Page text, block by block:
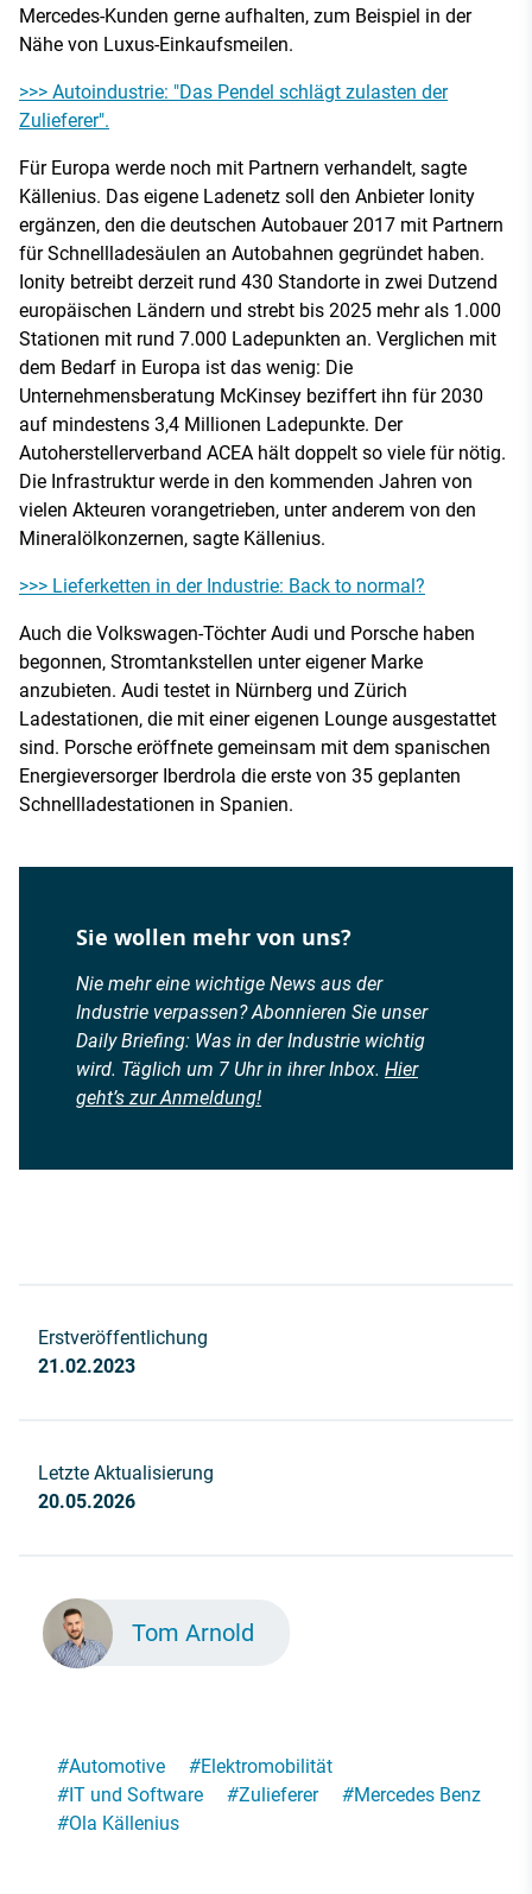
Mercedes-Kunden gerne aufhalten, zum Beispiel in der
Nähe von Luxus-Einkaufsmeilen.
>>> Autoindustrie: "Das Pendel schlägt zulasten der
Zulieferer".
Für Europa werde noch mit Partnern verhandelt, sagte
Källenius. Das eigene Ladenetz soll den Anbieter Ionity
ergänzen, den die deutschen Autobauer 2017 mit Partnern
für Schnellladesäulen an Autobahnen gegründet haben.
Ionity betreibt derzeit rund 430 Standorte in zwei Dutzend
europäischen Ländern und strebt bis 2025 mehr als 1.000
Stationen mit rund 7.000 Ladepunkten an. Verglichen mit
dem Bedarf in Europa ist das wenig: Die
Unternehmensberatung McKinsey beziffert ihn für 2030
auf mindestens 3,4 Millionen Ladepunkte. Der
Autoherstellerverband ACEA hält doppelt so viele für nötig.
Die Infrastruktur werde in den kommenden Jahren von
vielen Akteuren vorangetrieben, unter anderem von den
Mineralölkonzernen, sagte Källenius.
>>> Lieferketten in der Industrie: Back to normal?
Auch die Volkswagen-Töchter Audi und Porsche haben
begonnen, Stromtankstellen unter eigener Marke
anzubieten. Audi testet in Nürnberg und Zürich
Ladestationen, die mit einer eigenen Lounge ausgestattet
sind. Porsche eröffnete gemeinsam mit dem spanischen
Energieversorger Iberdrola die erste von 35 geplanten
Schnellladestationen in Spanien.
Sie wollen mehr von uns?
Nie mehr eine wichtige News aus der
Industrie verpassen? Abonnieren Sie unser
Daily Briefing: Was in der Industrie wichtig
wird. Täglich um 7 Uhr in ihrer Inbox. Hier
geht’s zur Anmeldung!
Erstveröffentlichung
21.02.2023
Letzte Aktualisierung
20.05.2026
Tom Arnold
#Automotive #Elektromobilität
#IT und Software #Zulieferer #Mercedes Benz
#Ola Källenius